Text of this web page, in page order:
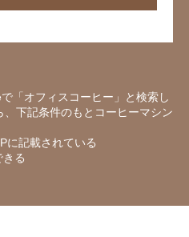
「オフィスコーヒー」と検索し
下記条件のもとコーヒーマシン
に記載されている
きる